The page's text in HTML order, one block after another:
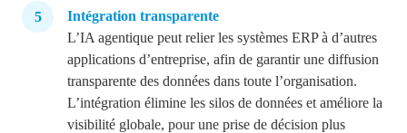
Intégration transparente
L’IA agentique peut relier les systèmes ERP à d’autres
applications d’entreprise, afin de garantir une diffusion
transparente des données dans toute l’organisation.
L’intégration élimine les silos de données et améliore la
visibilité globale, pour une prise de décision plus